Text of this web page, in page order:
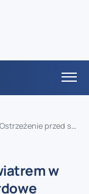
Ostrzeżenie przed silnym wiatrem w Brabancji Walońskiej: rekordowe podmuchy i ponad 250 interwencji strażaków
w